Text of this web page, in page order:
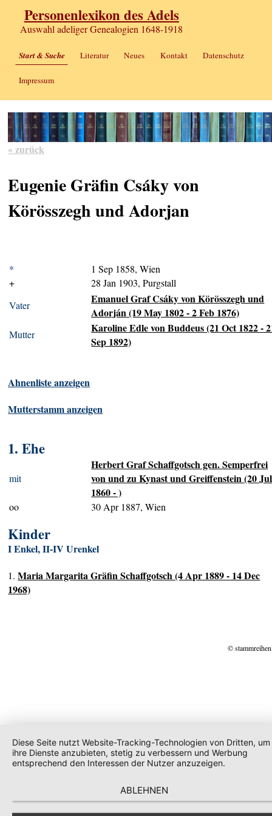
Personenlexikon des Adels
Auswahl adeliger Genealogien 1648-1918
Start & Suche Literatur Neues Kontakt Datenschutz
Impressum
« zurück
Eugenie Gräfin Csáky von
Körösszegh und Adorjan
*
1 Sep 1858, Wien
+
28 Jan 1903, Purgstall
Vater
Emanuel Graf Csáky von Körösszegh und
Adorján (19 May 1802 - 2 Feb 1876)
Mutter
Karoline Edle von Buddeus (21 Oct 1822 -
Sep 1892)
Ahnenliste anzeigen
Mutterstamm anzeigen
1. Ehe
mit
Herbert Graf Schaffgotsch gen. Semperfrei
von und zu Kynast und Greiffenstein (20 Jul
1860 - )
oo 30 Apr 1887, Wien
Kinder
I Enkel, II-IV Urenkel
1.Maria Margarita Gräfin Schaffgotsch (4 Apr 1889 - 14 Dec
1968)
©
Diese Seite nutzt Website-Tracking-Technologien von Dritten, um
ihre Dienste anzubieten, stetig zu verbessern und Werbung
entsprechend den Interessen der Nutzer anzuzeigen.
ABLEHNEN